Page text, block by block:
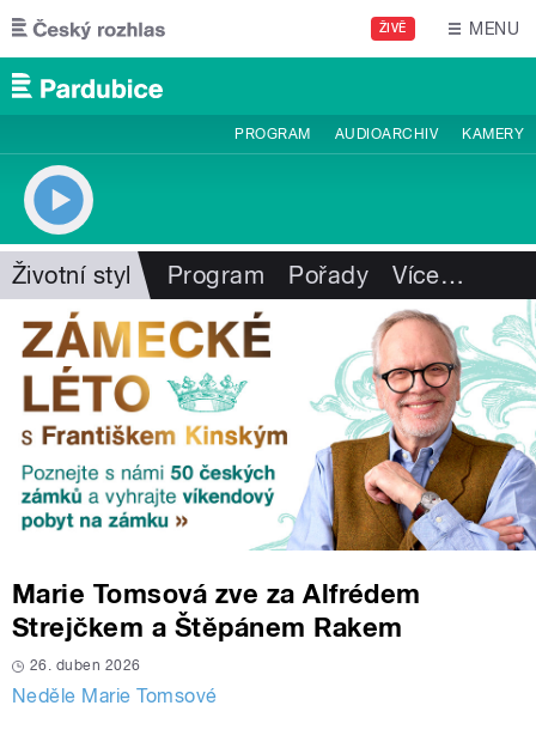
Přejít k hlavnímu obsahu
ŽIVĚ MENU
PROGRAM AUDIOARCHIV KAMERY
Životní styl Program Pořady Více…
Marie Tomsová zve za Alfrédem
Strejčkem a Štěpánem Rakem
26. duben 2026
Neděle Marie Tomsové